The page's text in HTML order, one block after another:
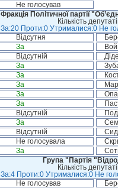
Не голосував
Фракція Політичної партії
Кількість
За:20 Проти:0 Утрималися:0 Не
Відсутня
За
Відсутній
За
За
За
За
За
Відсутній
За
Відсутній
Не голосувала
За
Група "Партія
Кількість
За:4 Проти:0 Утрималися:0 Не
Не голосував